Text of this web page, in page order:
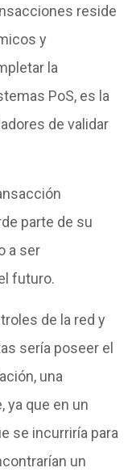
reside
y
la
PoS, es la
de validar
parte de su
a ser
futuro.
de la red y
sería poseer el
una
ya que en un
se incurriría para
un